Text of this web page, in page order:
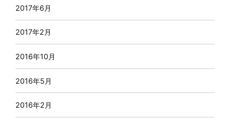
2017年6月
2017年2月
2016年10月
2016年5月
2016年2月